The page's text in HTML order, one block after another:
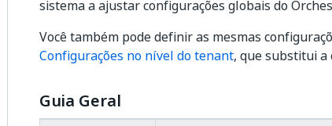
sistema a ajustar configurações globais do
Você também pode definir as mesmas
Configurações no nível do tenant, que substitui a
Guia Geral